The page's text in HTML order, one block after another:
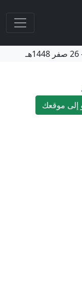
26 صفر 1448هـ
إلى موقعك